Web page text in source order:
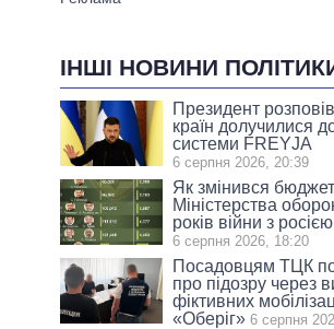
ІНШІ НОВИНИ
Президент
країн долучилися
системи FREYJA
6 серпня 2026, 20:39
Як змінився бюджет
Міністерства
років війни з росією
6 серпня 2026, 18:20
Посадовцям ТЦК
про підозру через
фіктивних
«Оберіг» 6 серпня